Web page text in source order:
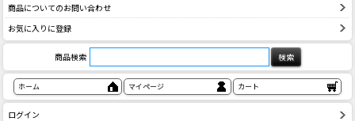
商品についてのお問い合わせ
お気に入りに登録
商品検索
ホーム マイページ カート
ログイン